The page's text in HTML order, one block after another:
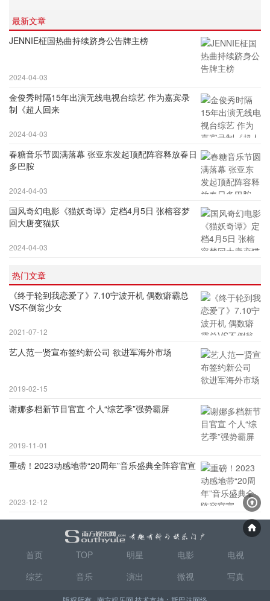
最新文章
JENNIE柾国热曲持续跻身公告牌主榜
2024-04-03
金俊秀时隔15年出演无线电视台综艺 作为嘉宾录
制《超人回来
2024-04-03
春糖音乐节圆满落幕 张亚东发起顶配阵容释放春日
多巴胺
2024-04-03
国风奇幻电影《猫妖奇谭》定档4月5日 张榕容梦
回大唐变猫妖
2024-04-03
热门文章
《终于轮到我恋爱了》7.10宁波开机 偶数癖霸总
VS不倒翁少女
2021-07-12
艺人范一贤宣布签约新公司 欲进军海外市场
2019-02-15
谢娜多档新节目官宣 个人“综艺季”强势霸屏
2019-11-01
重磅！2023动感地带“20周年”音乐盛典全阵容官宣
2023-12-12
首页 TOP 明星 电影
电视
综艺
音乐 演出 微视 写真